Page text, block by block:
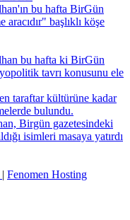
| Fenomen Hosting